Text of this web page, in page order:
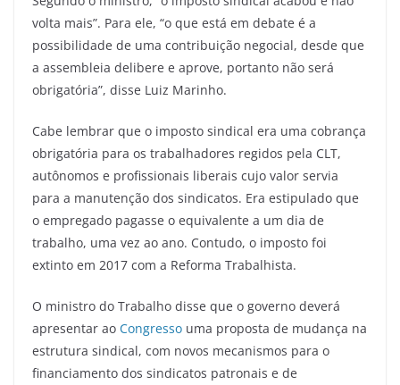
volta mais”. Para ele, “o que está em debate é a
possibilidade de uma contribuição negocial, desde que
a assembleia delibere e aprove, portanto não será
obrigatória”, disse Luiz Marinho.
Cabe lembrar que o imposto sindical era uma cobrança
obrigatória para os trabalhadores regidos pela CLT,
autônomos e profissionais liberais cujo valor servia
para a manutenção dos sindicatos. Era estipulado que
o empregado pagasse o equivalente a um dia de
trabalho, uma vez ao ano. Contudo, o imposto foi
extinto em 2017 com a Reforma Trabalhista.
O ministro do Trabalho disse que o governo deverá
apresentar ao Congresso uma proposta de mudança na
estrutura sindical, com novos mecanismos para o
financiamento dos sindicatos patronais e de